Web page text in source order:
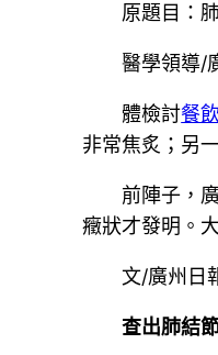
原題目：
醫學領導/
體檢討餐
非常焦炙；另
前陣子，
癥狀才發明。
文/廣州日
查出肺結